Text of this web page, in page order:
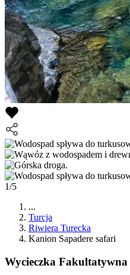
1/5
...
Turcja
Riwiera Turecka
Kanion Sapadere safari
Wycieczka Fakultatywna